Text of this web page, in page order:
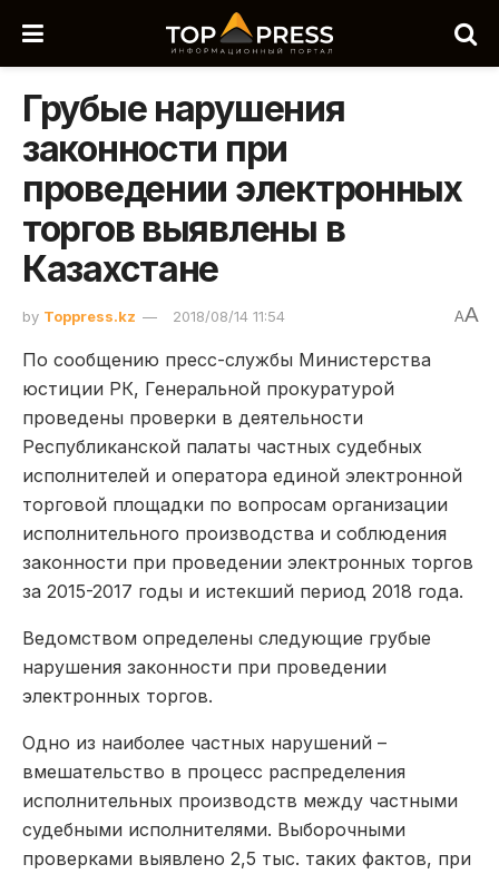
Грубые нарушения
законности при
проведении электронных
торгов выявлены в
Казахстане
by Toppress.kz 2018/08/14 11:54 AA
По сообщению пресс-службы Министерства
юстиции РК, Генеральной прокуратурой
проведены проверки в деятельности
Республиканской палаты частных судебных
исполнителей и оператора единой электронной
торговой площадки по вопросам организации
исполнительного производства и соблюдения
законности при проведении электронных торгов
за 2015-2017 годы и истекший период 2018 года.
Ведомством определены следующие грубые
нарушения законности при проведении
электронных торгов.
Одно из наиболее частных нарушений –
вмешательство в процесс распределения
исполнительных производств между частными
судебными исполнителями. Выборочными
проверками выявлено 2,5 тыс. таких фактов, при